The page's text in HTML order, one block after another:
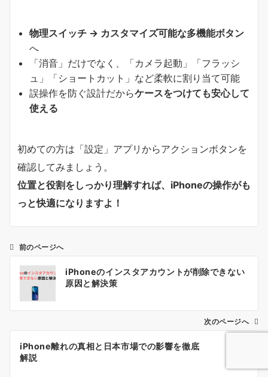
物理スイッチ → カスタマイズ可能な多機能ボタン
へ
「消音」だけでなく、「カメラ起動」「フラッシ
ュ」「ショートカット」など柔軟に割り当て可能
誤操作を防ぐ設計だからケースをつけても安心して
使える
初めての方は「設定」アプリからアクションボタンを
確認してみましょう。
位置と役割をしっかり理解すれば、iPhoneの操作がも
っと快適になりますよ！
ビ
前のページへ
iPhoneのインスタアカウントが削除できない
原因と解決策
次のページへ
iPhone離れの真相と日本市場での影響を徹底
解説